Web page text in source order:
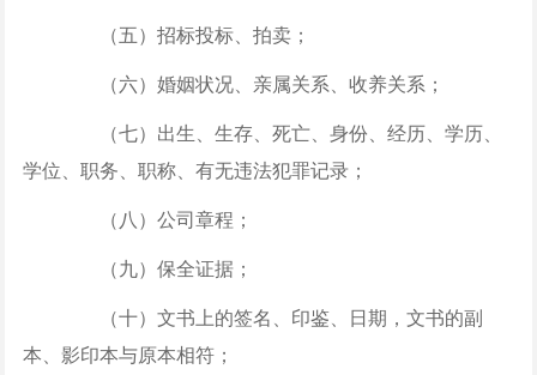
（五）招标投标、拍卖；
（六）婚姻状况、亲属关系、收养关系；
（七）出生、生存、死亡、身份、经历、学历、
学位、职务、职称、有无违法犯罪记录；
（八）公司章程；
（九）保全证据；
（十）文书上的签名、印鉴、日期，文书的副
本、影印本与原本相符；